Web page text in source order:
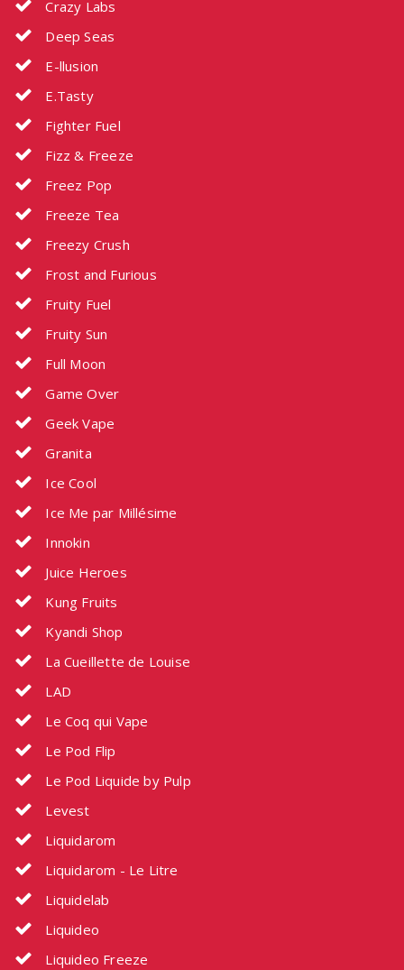
Crazy Labs
Deep Seas
E-llusion
E.Tasty
Fighter Fuel
Fizz & Freeze
Freez Pop
Freeze Tea
Freezy Crush
Frost and Furious
Fruity Fuel
Fruity Sun
Full Moon
Game Over
Geek Vape
Granita
Ice Cool
Ice Me par Millésime
Innokin
Juice Heroes
Kung Fruits
Kyandi Shop
La Cueillette de Louise
LAD
Le Coq qui Vape
Le Pod Flip
Le Pod Liquide by Pulp
Levest
Liquidarom
Liquidarom - Le Litre
Liquidelab
Liquideo
Liquideo Freeze